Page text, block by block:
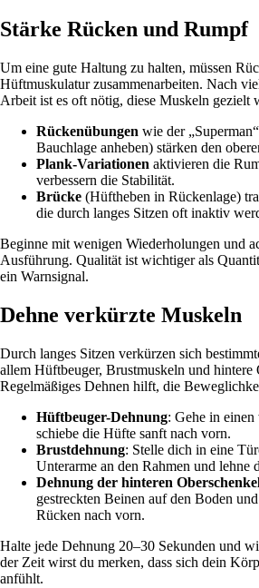
Stärke Rücken und Rumpf
Um eine gute Haltung zu halten, müssen
Hüftmuskulatur zusammenarbeiten. Nach
Arbeit ist es oft nötig, diese Muskeln gezielt
Rückenübungen wie der
Bauchlage anheben) stärken den
Plank-Variationen aktivieren die
verbessern die Stabilität.
Brücke (Hüftheben in Rückenlage)
die durch langes Sitzen oft inaktiv
Beginne mit wenigen Wiederholungen und
Ausführung. Qualität ist wichtiger als
ein Warnsignal.
Dehne verkürzte Muskeln
Durch langes Sitzen verkürzen sich
allem Hüftbeuger, Brustmuskeln und hintere
Regelmäßiges Dehnen hilft, die
Hüftbeuger-Dehnung: Gehe in
schiebe die Hüfte sanft nach vorn.
Brustdehnung: Stelle dich in eine
Unterarme an den Rahmen und lehne
Dehnung der hinteren
gestreckten Beinen auf den Boden
Rücken nach vorn.
Halte jede Dehnung 20–30 Sekunden und
der Zeit wirst du merken, dass sich dein
anfühlt.